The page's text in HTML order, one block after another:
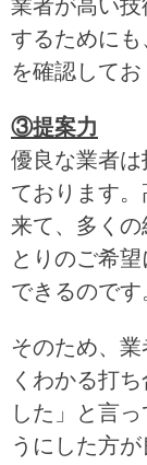
業者が高い
するために
を確認してお
③提案力
優良な業者は
ております
来て、多く
とりのご希
できるのです
そのため、
くわかる打
した」と言
うにした方